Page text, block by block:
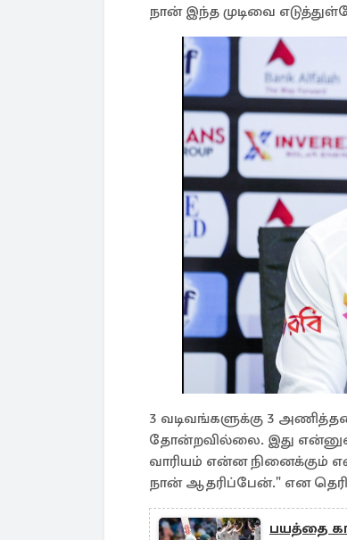
நான் இந்த முடிவை
3 வடிவங்களுக்கு 3
தோன்றவில்லை. இது
வாரியம் என்ன நினைக்கும்
நான் ஆதரிப்பேன்." என
பயத்தை